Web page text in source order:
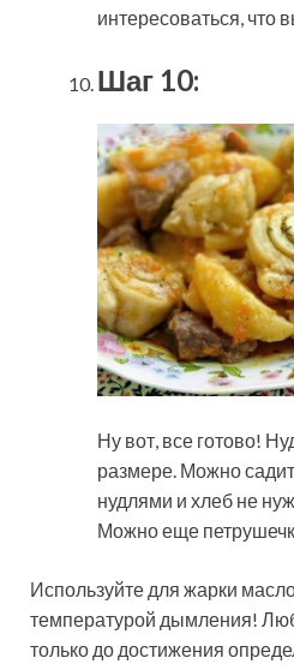
интересоваться, что
Шаг 10:
Ну вот, все готово!
размере. Можно
нудлями и хлеб не
Можно еще
Используйте для жарки
температурой дымления!
только до достижения